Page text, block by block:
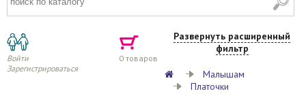
Войти
Зарегистрироваться
0 товаров
Развернуть расширенный
фильтр
Малышам
Платочки